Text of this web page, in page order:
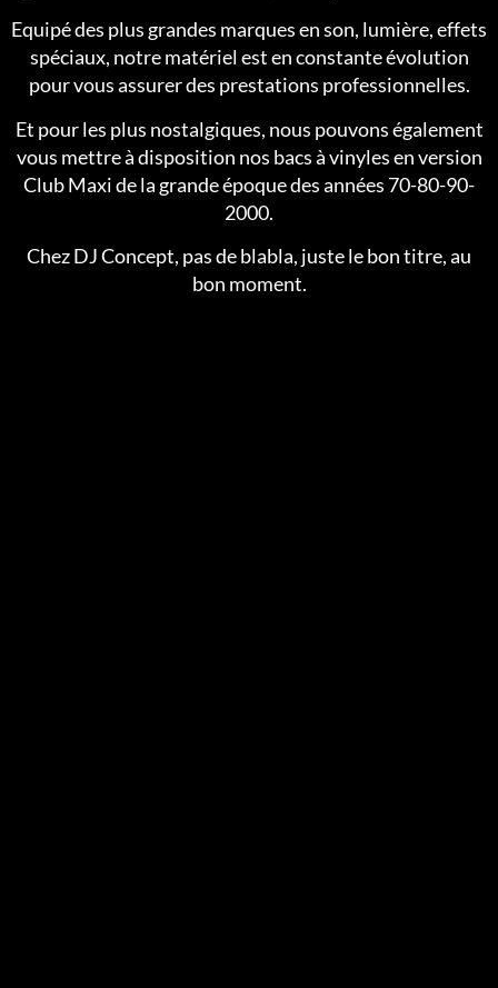
Equipé des plus grandes marques en son, lumière, effets
spéciaux, notre matériel est en constante évolution
pour vous assurer des prestations professionnelles.
Et pour les plus nostalgiques, nous pouvons également
vous mettre à disposition nos bacs à vinyles en version
Club Maxi de la grande époque des années 70-80-90-
2000.
Chez DJ Concept, pas de blabla, juste le bon titre, au
bon moment.